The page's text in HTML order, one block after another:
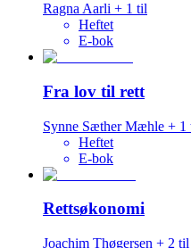
Ragna Aarli + 1 til
Heftet
E-bok
Fra lov til rett
Synne Sæther Mæhle + 1
Heftet
E-bok
Rettsøkonomi
Joachim Thøgersen + 2 til